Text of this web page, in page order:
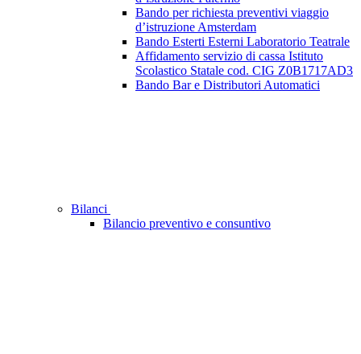
Bando per richiesta preventivi viaggio
d’istruzione Amsterdam
Bando Esterti Esterni Laboratorio Teatrale
Affidamento servizio di cassa Istituto
Scolastico Statale cod. CIG Z0B1717AD3
Bando Bar e Distributori Automatici
Bilanci
Bilancio preventivo e consuntivo